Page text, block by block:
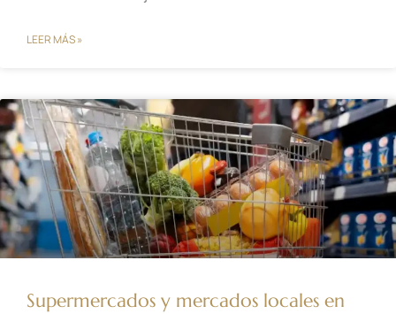
LEER MÁS »
Supermercados y mercados locales en